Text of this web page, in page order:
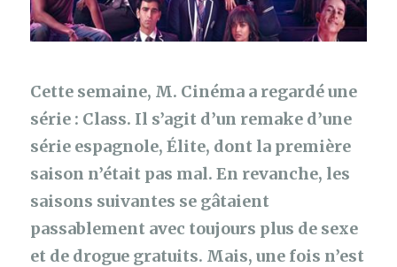
Cette semaine, M. Cinéma a regardé une
série : Class. Il s’agit d’un remake d’une
série espagnole, Élite, dont la première
saison n’était pas mal. En revanche, les
saisons suivantes se gâtaient
passablement avec toujours plus de sexe
et de drogue gratuits. Mais, une fois n’est